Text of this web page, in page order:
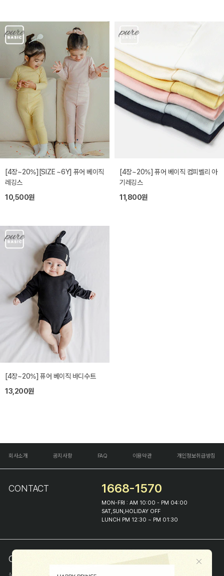
[4장~20%][SIZE ~6Y] 퓨어 베이직
레깅스
10,500원
[4장~20%] 퓨어 베이직 컴피벨리 아
기레깅스
11,800원
[4장~20%] 퓨어 베이직 바디수트
13,200원
회사소개 공지사항 FAQ 이용약관 개인정보취급방침
CONTACT 1668-1570
MON-FRI : AM 10:00 - PM 04:00
SAT,SUN,HOLIDAY OFF
LUNCH PM 12:30 ~ PM 01:30
COMPANY INFO
상호 (주)해피프린스